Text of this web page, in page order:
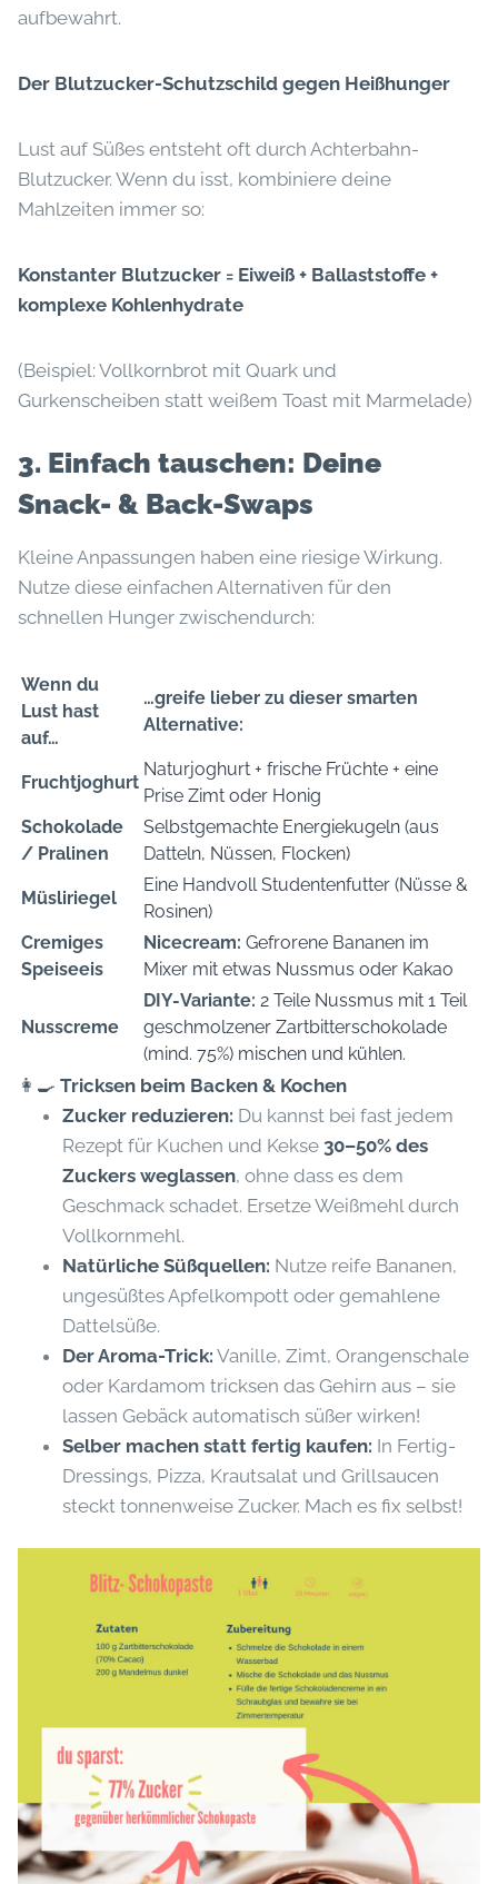
aufbewahrt.
Der Blutzucker-Schutzschild gegen Heißhunger
Lust auf Süßes entsteht oft durch Achterbahn-
Blutzucker. Wenn du isst, kombiniere deine
Mahlzeiten immer so:
Konstanter Blutzucker = Eiweiß + Ballaststoffe +
komplexe Kohlenhydrate
(Beispiel: Vollkornbrot mit Quark und
Gurkenscheiben statt weißem Toast mit Marmelade)
3. Einfach tauschen: Deine
Snack- & Back-Swaps
Kleine Anpassungen haben eine riesige Wirkung.
Nutze diese einfachen Alternativen für den
schnellen Hunger zwischendurch:
Wenn du
Lust hast
auf…
…greife lieber zu dieser smarten
Alternative:
Fruchtjoghurt
Naturjoghurt + frische Früchte + eine
Prise Zimt oder Honig
Schokolade
/ Pralinen
Selbstgemachte Energiekugeln (aus
Datteln, Nüssen, Flocken)
Müsliriegel
Eine Handvoll Studentenfutter (Nüsse &
Rosinen)
Cremiges
Speiseeis
Nicecream: Gefrorene Bananen im
Mixer mit etwas Nussmus oder Kakao
Nusscreme
DIY-Variante: 2 Teile Nussmus mit 1 Teil
geschmolzener Zartbitterschokolade
(mind. 75%) mischen und kühlen.
👩‍🍳 Tricksen beim Backen & Kochen
Zucker reduzieren: Du kannst bei fast jedem
Rezept für Kuchen und Kekse 30–50% des
Zuckers weglassen, ohne dass es dem
Geschmack schadet. Ersetze Weißmehl durch
Vollkornmehl.
Natürliche Süßquellen: Nutze reife Bananen,
ungesüßtes Apfelkompott oder gemahlene
Dattelsüße.
Der Aroma-Trick: Vanille, Zimt, Orangenschale
oder Kardamom tricksen das Gehirn aus – sie
lassen Gebäck automatisch süßer wirken!
Selber machen statt fertig kaufen: In Fertig-
Dressings, Pizza, Krautsalat und Grillsaucen
steckt tonnenweise Zucker. Mach es fix selbst!